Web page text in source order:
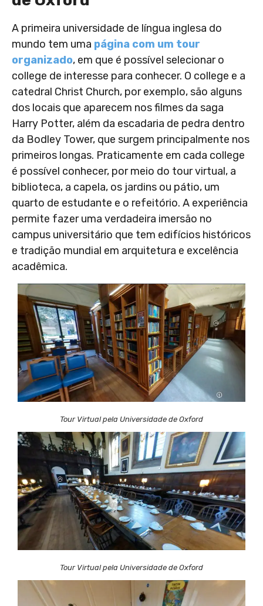
A primeira universidade de língua inglesa do
mundo tem uma página com um tour
organizado, em que é possível selecionar o
college de interesse para conhecer. O college e a
catedral Christ Church, por exemplo, são alguns
dos locais que aparecem nos filmes da saga
Harry Potter, além da escadaria de pedra dentro
da Bodley Tower, que surgem principalmente nos
primeiros longas. Praticamente em cada college
é possível conhecer, por meio do tour virtual, a
biblioteca, a capela, os jardins ou pátio, um
quarto de estudante e o refeitório. A experiência
permite fazer uma verdadeira imersão no
campus universitário que tem edifícios históricos
e tradição mundial em arquitetura e excelência
acadêmica.
Tour Virtual pela Universidade de Oxford
Tour Virtual pela Universidade de Oxford